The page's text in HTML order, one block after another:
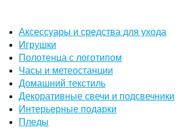
Аксессуары и средства для ухода
Игрушки
Полотенца с логотипом
Часы и метеостанции
Домашний текстиль
Декоративные свечи и подсвечники
Интерьерные подарки
Пледы